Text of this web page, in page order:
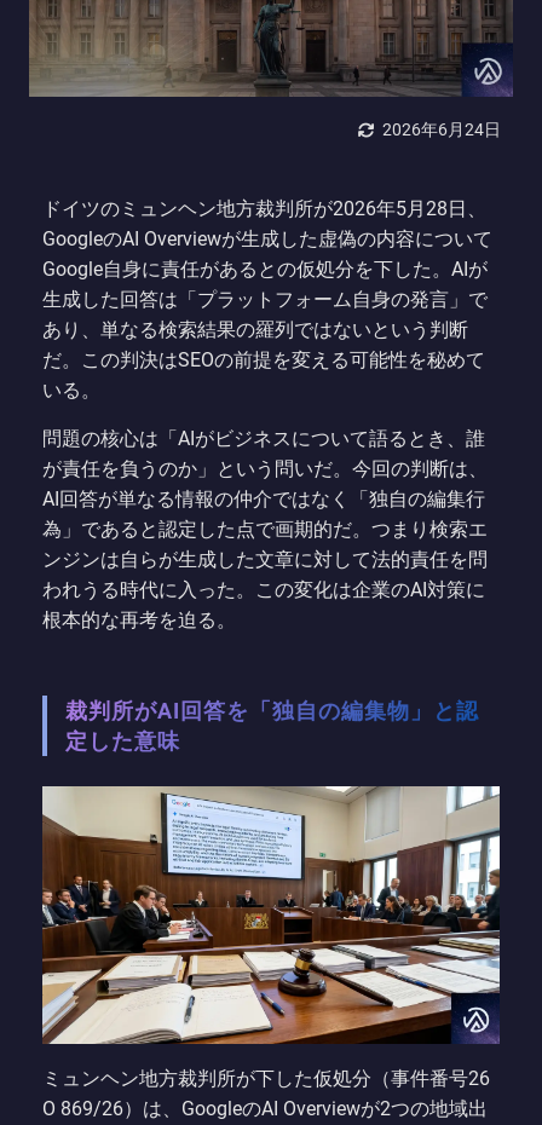
2026年6月24日
ドイツのミュンヘン地方裁判所が2026年5月28日、
GoogleのAI Overviewが生成した虚偽の内容について
Google自身に責任があるとの仮処分を下した。AIが
生成した回答は「プラットフォーム自身の発言」で
あり、単なる検索結果の羅列ではないという判断
だ。この判決はSEOの前提を変える可能性を秘めて
いる。
問題の核心は「AIがビジネスについて語るとき、誰
が責任を負うのか」という問いだ。今回の判断は、
AI回答が単なる情報の仲介ではなく「独自の編集行
為」であると認定した点で画期的だ。つまり検索エ
ンジンは自らが生成した文章に対して法的責任を問
われうる時代に入った。この変化は企業のAI対策に
根本的な再考を迫る。
裁判所がAI回答を「独自の編集物」と認
定した意味
ミュンヘン地方裁判所が下した仮処分（事件番号26
O 869/26）は、GoogleのAI Overviewが2つの地域出